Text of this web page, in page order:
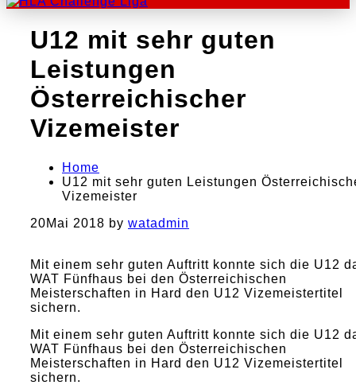
U12 mit sehr guten
Leistungen
Österreichischer
Vizemeister
Home
U12 mit sehr guten Leistungen
Vizemeister
20Mai 2018 by watadmin
Mit einem sehr guten Auftritt konnte sich die U12
WAT Fünfhaus bei den Österreichischen
Meisterschaften in Hard den U12 Vizemeistertitel
sichern.
Mit einem sehr guten Auftritt konnte sich die U12
WAT Fünfhaus bei den Österreichischen
Meisterschaften in Hard den U12 Vizemeistertitel
sichern.